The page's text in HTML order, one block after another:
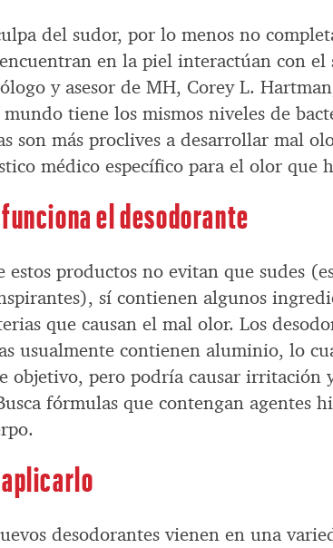
del sudor, por lo menos no
en la piel interactúan con el
y asesor de MH, Corey L.
tiene los mismos niveles de
son más proclives a desarrollar mal
médico específico para el olor que
el desodorante
estos productos no evitan que sudes
sí contienen algunos
que causan el mal olor. Los
usualmente contienen aluminio, lo
objetivo, pero podría causar irritación
fórmulas que contengan agentes
desodorantes vienen en una